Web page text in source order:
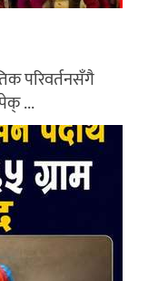
परिवर्तनसँगै
...